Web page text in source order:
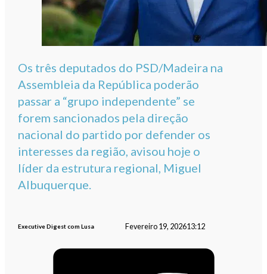
Os três deputados do PSD/Madeira na
Assembleia da República poderão
passar a “grupo independente” se
forem sancionados pela direção
nacional do partido por defender os
interesses da região, avisou hoje o
líder da estrutura regional, Miguel
Albuquerque.
Executive Digest com Lusa Fevereiro 19, 202613:12